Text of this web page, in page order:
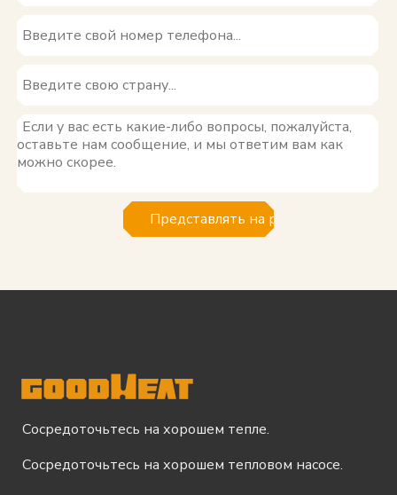
Представлять на рассмотрение
Сосредоточьтесь на хорошем тепле.
Сосредоточьтесь на хорошем тепловом насосе.